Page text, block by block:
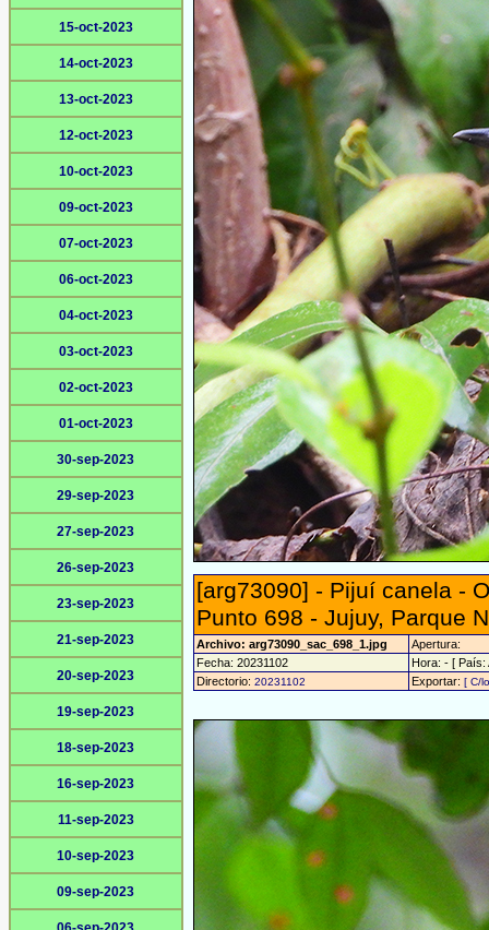
15-oct-2023
14-oct-2023
13-oct-2023
12-oct-2023
10-oct-2023
09-oct-2023
07-oct-2023
06-oct-2023
04-oct-2023
03-oct-2023
02-oct-2023
01-oct-2023
30-sep-2023
29-sep-2023
27-sep-2023
26-sep-2023
23-sep-2023
21-sep-2023
20-sep-2023
19-sep-2023
18-sep-2023
16-sep-2023
11-sep-2023
10-sep-2023
09-sep-2023
[arg73090] - Pijuí canela -
Punto 698 - Jujuy, Parque
Archivo: arg73090_sac_698_1.jpg
Apertura:
Fecha: 20231102
Hora: - [ País:
Directorio: 20231102 Exportar: [ C/